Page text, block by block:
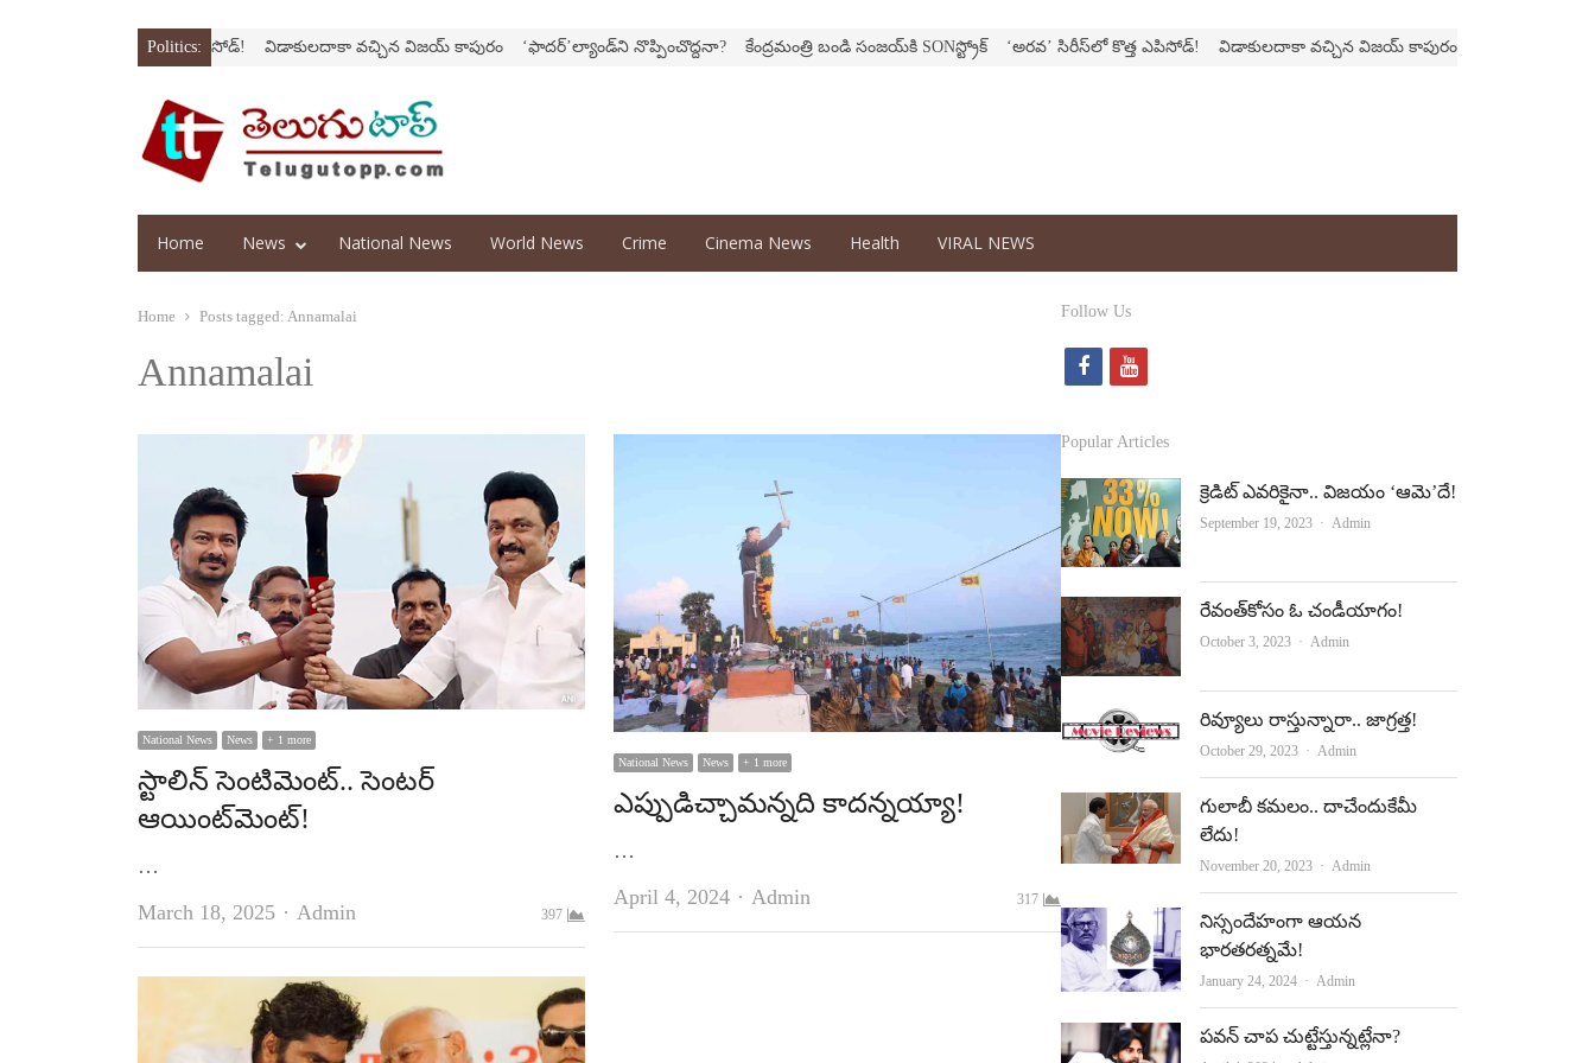
Politics:
‘అర‌వ’ సిరీస్‌లో కొత్త ఎపిసోడ్‌! విడాకులదాకా వచ్చిన విజయ్‌ కాపురం ‘ఫాదర్‌’ల్యాండ్‌ని నొప్పించొద్దనా? కేంద్ర‌మంత్రి బండి సంజ‌య్‌కి SONస్ట్రోక్‌ ‘అర‌వ’ సిరీస్‌లో కొత్త ఎపిసోడ్‌! విడాకులదాకా వచ్చిన విజయ్‌ కాపురం ‘ఫాదర్‌’ల్యాండ్‌ని
Home News National News World News Crime Cinema News Health VIRAL NEWS
Home Posts tagged: Annamalai
Annamalai
National News News + 1 more
స్టాలిన్‌ సెంటిమెంట్‌.. సెంటర్‌
ఆయింట్‌మెంట్‌!
…
March 18, 2025
Author
Admin 397
National News News + 1 more
ఎప్పుడిచ్చామన్నది కాదన్నయ్యా!
…
April 4, 2024
Author
Admin 317
Follow Us
f
c
e
b
o
o
k
y
u
t
u
b
e
Popular Articles
క్రెడిట్‌ ఎవరికైనా.. విజయం ‘ఆమె’దే!
September 19, 2023 Author
Admin
రేవంత్‌కోసం ఓ చండీయాగం!
October 3, 2023 Author
Admin
రివ్యూలు రాస్తున్నారా.. జాగ్రత్త!
October 29, 2023 Author
Admin
గులాబీ కమలం.. దాచేందుకేమీ
లేదు!
November 20, 2023 Author
Admin
నిస్సందేహంగా ఆయన
భారతరత్నమే!
January 24, 2024 Author
Admin
పవన్‌ చాప చుట్టేస్తున్నట్లేనా?